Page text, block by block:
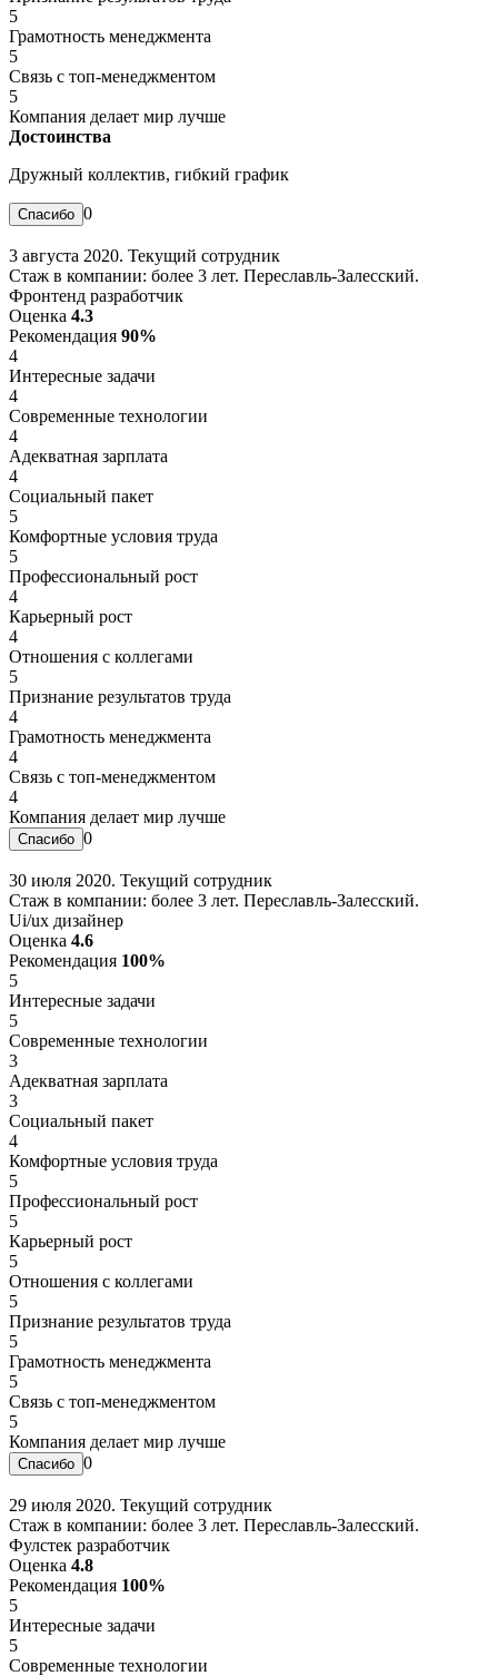
5
Грамотность менеджмента
5
Связь с топ-менеджментом
5
Компания делает мир лучше
Достоинства
Дружный коллектив, гибкий график
0
3 августа 2020. Текущий сотрудник
Стаж в компании: более 3 лет. Переславль-Залесский.
Фронтенд разработчик
Оценка 4.3
Рекомендация 90%
4
Интересные задачи
4
Современные технологии
4
Адекватная зарплата
4
Социальный пакет
5
Комфортные условия труда
5
Профессиональный рост
4
Карьерный рост
4
Отношения с коллегами
5
Признание результатов труда
4
Грамотность менеджмента
4
Связь с топ-менеджментом
4
Компания делает мир лучше
0
30 июля 2020. Текущий сотрудник
Стаж в компании: более 3 лет. Переславль-Залесский.
Ui/ux дизайнер
Оценка 4.6
Рекомендация 100%
5
Интересные задачи
5
Современные технологии
3
Адекватная зарплата
3
Социальный пакет
4
Комфортные условия труда
5
Профессиональный рост
5
Карьерный рост
5
Отношения с коллегами
5
Признание результатов труда
5
Грамотность менеджмента
5
Связь с топ-менеджментом
5
Компания делает мир лучше
0
29 июля 2020. Текущий сотрудник
Стаж в компании: более 3 лет. Переславль-Залесский.
Фулстек разработчик
Оценка 4.8
Рекомендация 100%
5
Интересные задачи
5
Современные технологии